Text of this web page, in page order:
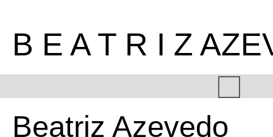
B E A T R I Z
Beatriz Azevedo